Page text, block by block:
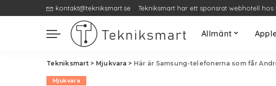
kontakt@tekniksmart.se Tekniksmart har ett sponsrat webhotell hos
Allmänt
Tekniksmart> Mjukvara > Här är Samsung-telefonerna som får
Mjukvara